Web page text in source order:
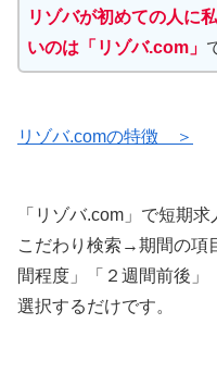
リゾバが初めての人に
いのは「リゾバ.com」
リゾバ.comの特徴 ＞
「リゾバ.com」で短期
こだわり検索→期間の項
間程度」「２週間前後」
選択するだけです。